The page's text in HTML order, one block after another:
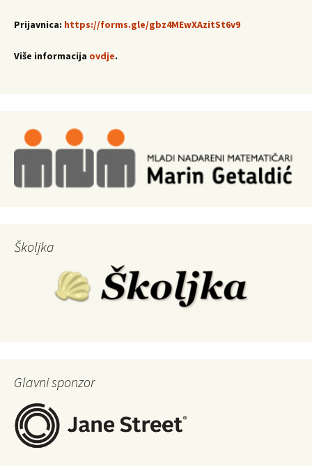
Prijavnica: https://forms.gle/gbz4MEwXAzitSt6v9
Više informacija ovdje.
Školjka
Glavni sponzor